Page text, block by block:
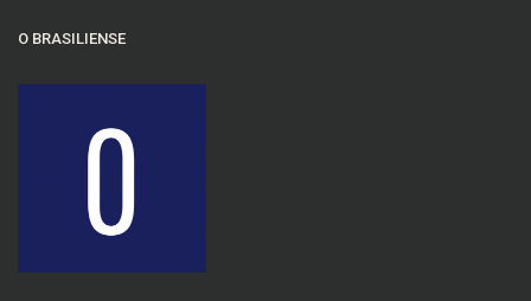
O BRASILIENSE